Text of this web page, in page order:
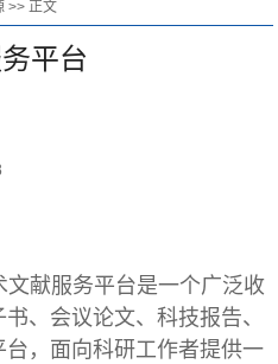
>> 正文
平台
文献服务平台是一个广泛收
、会议论文、科技报告、
，面向科研工作者提供一